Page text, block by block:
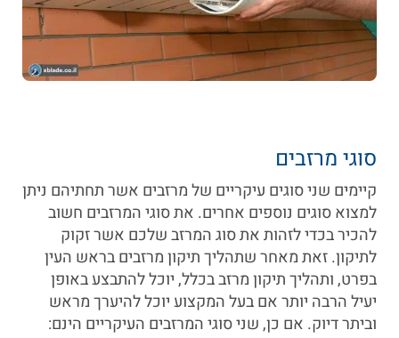
סוגי מרזבים
קיימים שני סוגים עיקריים של מרזבים אשר תחתיהם ניתן
למצוא סוגים נוספים אחרים. את סוגי המרזבים חשוב
להכיר בכדי לזהות את סוג המרזב שלכם אשר זקוק
לתיקון. זאת מאחר שתהליך תיקון מרזבים בראש העין
בפרט, ותהליך תיקון מרזב בכלל, יוכל להתבצע באופן
יעיל הרבה יותר אם בעל המקצוע יוכל להיערך מראש
וביתר דיוק. אם כן, שני סוגי המרזבים העיקריים הינם: